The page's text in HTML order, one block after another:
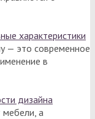
характеристики
— это современное
в
дизайна
а